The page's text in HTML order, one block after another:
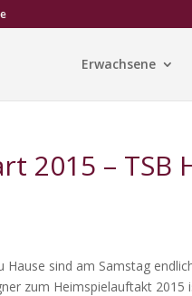
Erwachsene
2015 –
Hause sind am Samstag
zum Heimspielauftakt